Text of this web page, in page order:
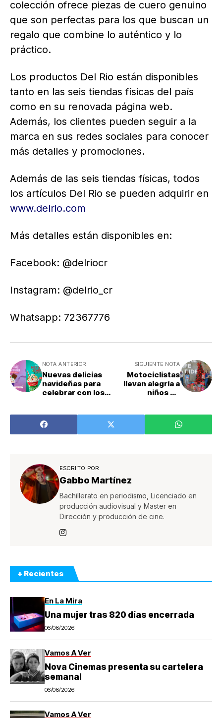
colección ofrece piezas de cuero genuino
que son perfectas para los que buscan un
regalo que combine lo auténtico y lo
práctico.
Los productos Del Rio están disponibles
tanto en las seis tiendas físicas del país
como en su renovada página web.
Además, los clientes pueden seguir a la
marca en sus redes sociales para conocer
más detalles y promociones.
Además de las seis tiendas físicas, todos
los artículos Del Rio se pueden adquirir en
www.delrio.com
Más detalles están disponibles en:
Facebook: @delriocr
Instagram: @delrio_cr
Whatsapp: 72367776
NOTA ANTERIOR
Nuevas delicias
navideñas para
celebrar con los
SIGUIENTE NOTA
Motociclistas
llevan alegría a
niños en
ESCRITO POR
Gabbo Martínez
Bachillerato en periodismo, Licenciado en
producción audiovisual y Master en
Dirección y producción de cine.
+ Recientes
En La Mira
Una mujer tras 820 días encerrada
06/08/2026
Vamos A Ver
Nova Cinemas presenta su cartelera
semanal
06/08/2026
Vamos A Ver